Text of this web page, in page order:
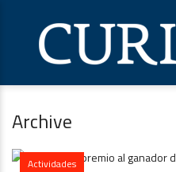
Archive
Actividades